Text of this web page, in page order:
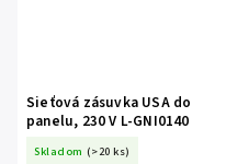
Sieťová zásuvka USA do
panelu, 230 V L-GNI0140
Skladom (>20 ks)